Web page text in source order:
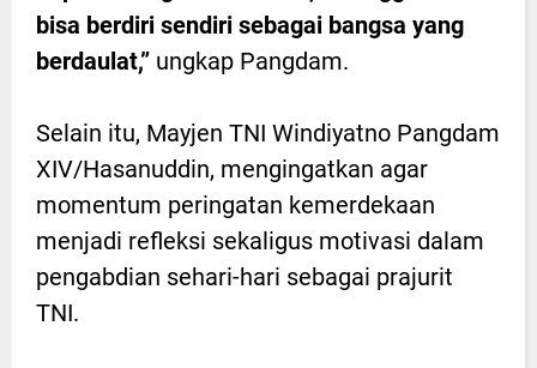
bisa berdiri sendiri sebagai bangsa yang
berdaulat,” ungkap Pangdam.
Selain itu, Mayjen TNI Windiyatno Pangdam
XIV/Hasanuddin, mengingatkan agar
momentum peringatan kemerdekaan
menjadi refleksi sekaligus motivasi dalam
pengabdian sehari-hari sebagai prajurit
TNI.